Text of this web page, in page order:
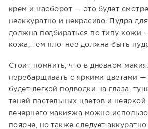
крем и наоборот — это будет
неаккуратно и некрасиво. Пудра
должна подбираться по типу кожи
кожа, тем плотнее должна быть
Стоит помнить, что в дневном
перебарщивать с яркими цветами —
будет легкой подводки на глаза,
теней пастельных цветов и
вечернего макияжа можно
поярче, но также следует